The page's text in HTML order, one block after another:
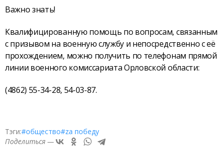
Важно знать!
Квалифицированную помощь по вопросам, связанным
с призывом на военную службу и непосредственно с её
прохождением, можно получить по телефонам прямой
линии военного комиссариата Орловской области:
(4862) 55-34-28, 54-03-87.
Тэги:#общество#zа победу
Поделиться —